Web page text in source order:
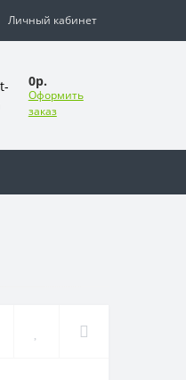
Личный кабинет
0р.
Оформить
заказ